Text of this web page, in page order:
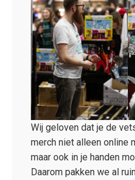
Wij geloven dat je de
merch niet alleen online
maar ook in je handen
Daarom pakken we al